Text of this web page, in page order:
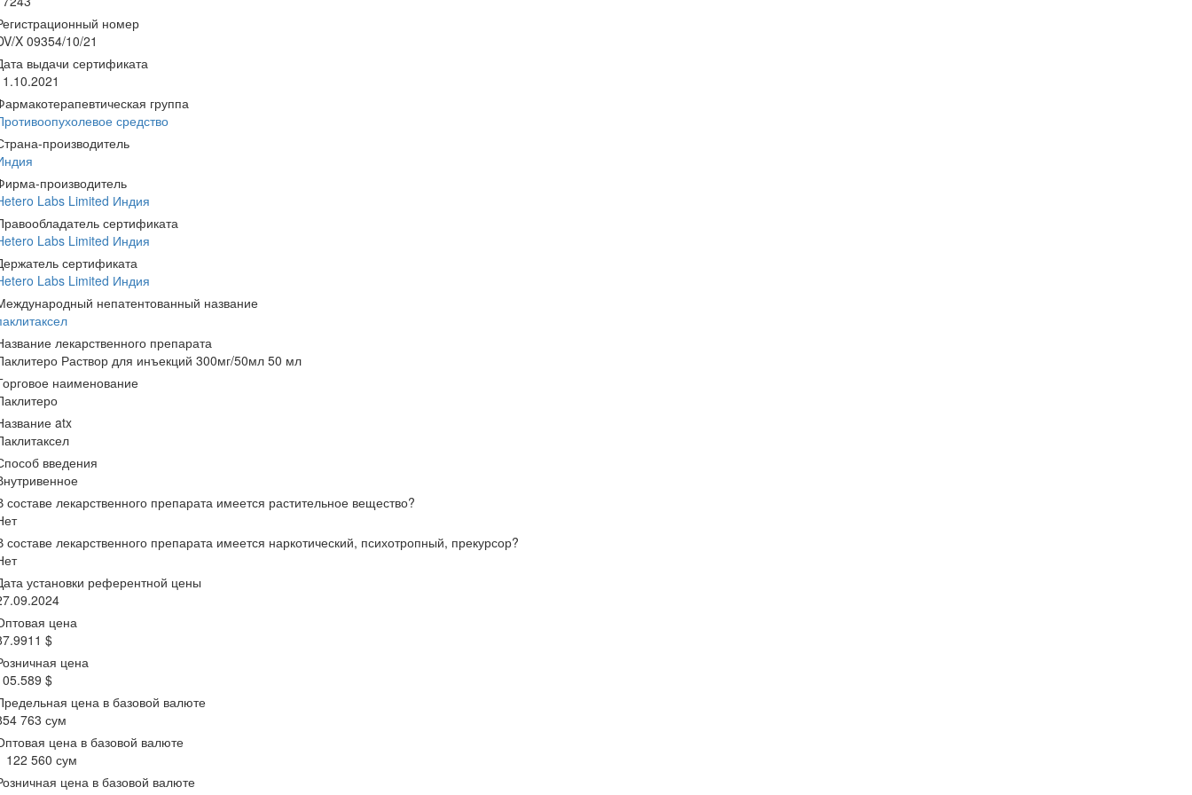
номер
X 09354/10/21
выдачи сертификата
группа
средство
производитель
производитель
Labs Limited Индия
сертификата
Labs Limited Индия
сертификата
Labs Limited Индия
непатентованный название
лекарственного препарата
Раствор для инъекций 300мг/50мл 50 мл
наименование
atx
введения
составе лекарственного препарата имеется растительное вещество?
составе лекарственного препарата имеется наркотический, психотропный, прекурсор?
установки референтной цены
цена
$
цена
$
цена в базовой валюте
763 сум
цена в базовой валюте
122 560 сум
цена в базовой валюте